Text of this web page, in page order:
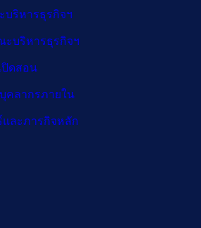
ริหารธุรกิจฯ
บริหารธุรกิจฯ
ดสอน
คลากรภายใน
ละภารกิจหลัก